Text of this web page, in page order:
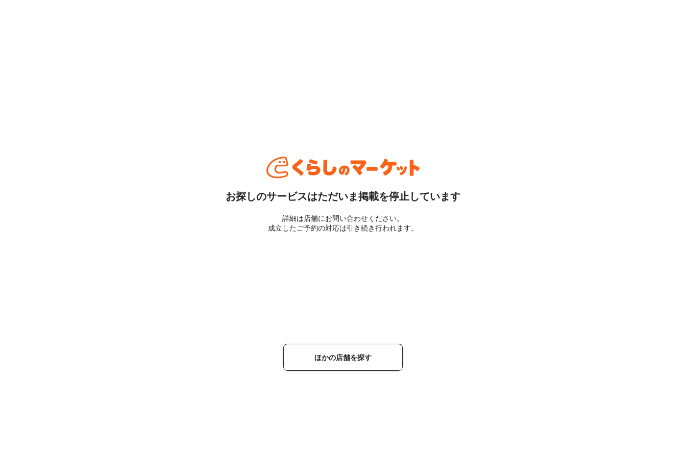
お探しのサービスはただいま掲載を停止しています
詳細は店舗にお問い合わせください。
成立したご予約の対応は引き続き行われます。
ほかの店舗を探す